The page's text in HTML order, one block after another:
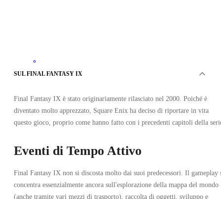
•
TURCHIA
13.11 EUR
20.99 EUR
SUL FINAL FANTASY IX
Final Fantasy IX è stato originariamente rilasciato nel 2000. Poiché è
diventato molto apprezzato, Square Enix ha deciso di riportare in vita
questo gioco, proprio come hanno fatto con i precedenti capitoli della
Eventi di Tempo Attivo
Final Fantasy IX non si discosta molto dai suoi predecessori. Il gameplay
concentra essenzialmente ancora sull'esplorazione della mappa del mondo
(anche tramite vari mezzi di trasporto), raccolta di oggetti, sviluppo e